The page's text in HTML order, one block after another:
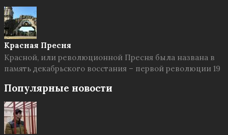
Красная Пресня
Красной, или революционной Пресня была названа в
память декабрьского восстания – первой революции 19
Популярные новости